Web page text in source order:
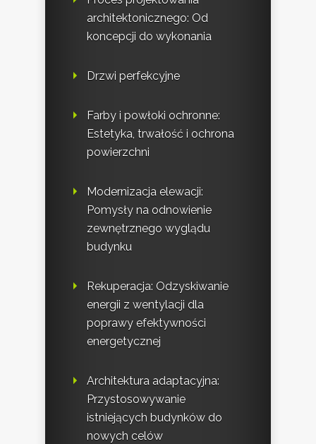
architektonicznego: Od
koncepcji do wykonania
Drzwi perfekcyjne
Farby i powłoki ochronne:
Estetyka, trwałość i ochrona
powierzchni
Modernizacja elewacji:
Pomysły na odnowienie
zewnętrznego wyglądu
budynku
Rekuperacja: Odzyskiwanie
energii z wentylacji dla
poprawy efektywności
energetycznej
Architektura adaptacyjna:
Przystosowywanie
istniejących budynków do
nowych celów